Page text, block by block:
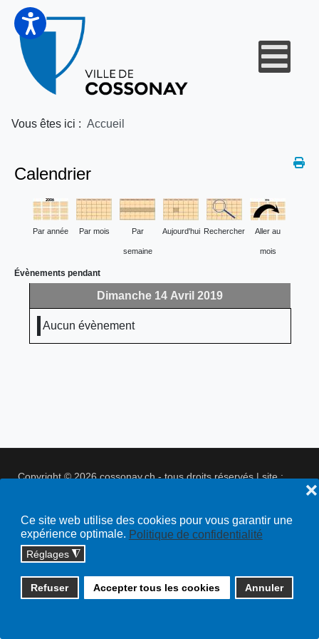
Ce site web utilise des cookies pour vous garantir une
expérience optimale. Politique de confidentialité
Réglages ◮
Refuser Accepter tous les cookies Annuler
❌
Vous êtes ici : Accueil
Calendrier
Par année Par mois Par
semaine
Aujourd'hui Rechercher Aller au
mois
Évènements pendant
Dimanche 14 Avril 2019
Aucun évènement
Copyright © 2026 cossonay.ch - tous droits réservés | site :
Plan du site